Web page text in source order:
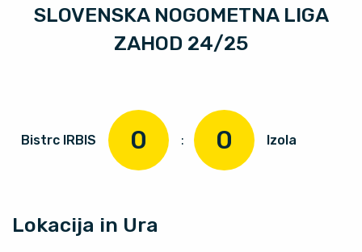
SLOVENSKA NOGOMETNA LIGA
ZAHOD 24/25
Bistrc IRBIS 0 : 0 Izola
Lokacija in Ura